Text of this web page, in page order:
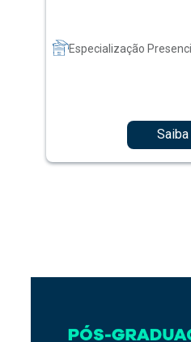
Especialização